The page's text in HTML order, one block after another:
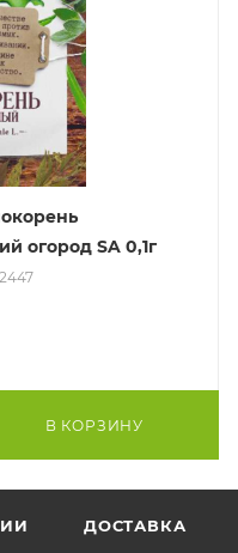
огород SA 0,1г
В КОРЗИНУ
ДОСТАВКА